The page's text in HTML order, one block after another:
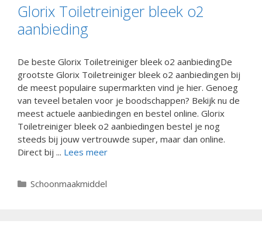
Glorix Toiletreiniger bleek o2
aanbieding
De beste Glorix Toiletreiniger bleek o2 aanbiedingDe
grootste Glorix Toiletreiniger bleek o2 aanbiedingen bij
de meest populaire supermarkten vind je hier. Genoeg
van teveel betalen voor je boodschappen? Bekijk nu de
meest actuele aanbiedingen en bestel online. Glorix
Toiletreiniger bleek o2 aanbiedingen bestel je nog
steeds bij jouw vertrouwde super, maar dan online.
Direct bij ... Lees meer
Categorieën
Schoonmaakmiddel